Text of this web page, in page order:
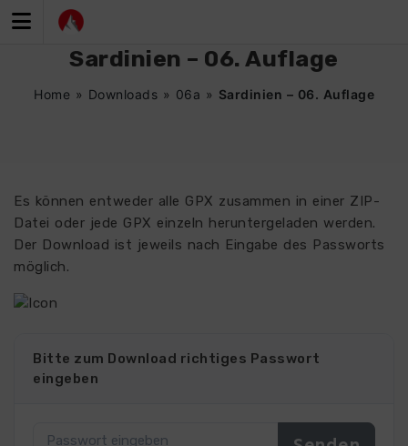
Inhalt
Sardinien – 06. Auflage
Home » Downloads » 06a » Sardinien – 06. Auflage
Es können entweder alle GPX zusammen in einer ZIP-
Datei oder jede GPX einzeln heruntergeladen werden.
Der Download ist jeweils nach Eingabe des Passworts
möglich.
Bitte zum Download richtiges Passwort
eingeben